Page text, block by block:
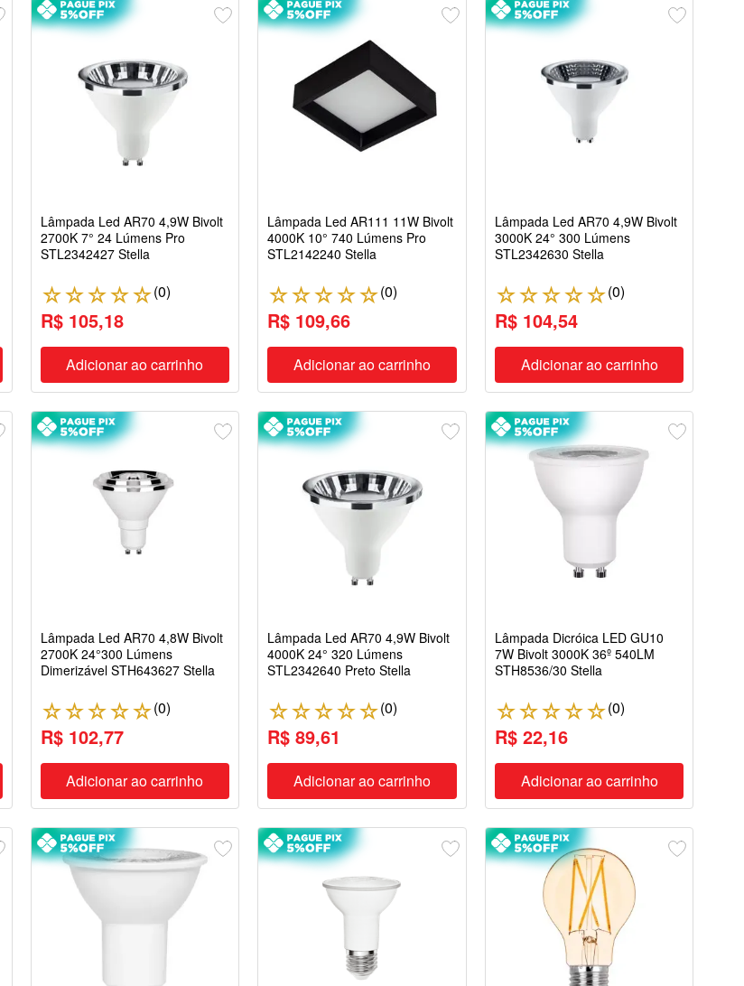
Lâmpada Led AR70 4,9W Bivolt
2700K 7° 24 Lúmens Pro
STL2342427 Stella
☆☆☆☆☆(0)
R$ 105,18
Adicionar ao carrinho
Lâmpada Led AR111 11W Bivolt
4000K 10° 740 Lúmens Pro
STL2142240 Stella
☆☆☆☆☆(0)
R$ 109,66
Adicionar ao carrinho
Lâmpada Led AR70 4,9W Bivolt
3000K 24° 300 Lúmens
STL2342630 Stella
☆☆☆☆☆(0)
R$ 104,54
Adicionar ao carrinho
Lâmpada Led AR70 4,8W Bivolt
2700K 24°300 Lúmens
Dimerizável STH643627 Stella
☆☆☆☆☆(0)
R$ 102,77
Adicionar ao carrinho
Lâmpada Led AR70 4,9W Bivolt
4000K 24° 320 Lúmens
STL2342640 Preto Stella
☆☆☆☆☆(0)
R$ 89,61
Adicionar ao carrinho
Lâmpada Dicróica LED GU10
7W Bivolt 3000K 36º 540LM
STH8536/30 Stella
☆☆☆☆☆(0)
R$ 22,16
Adicionar ao carrinho